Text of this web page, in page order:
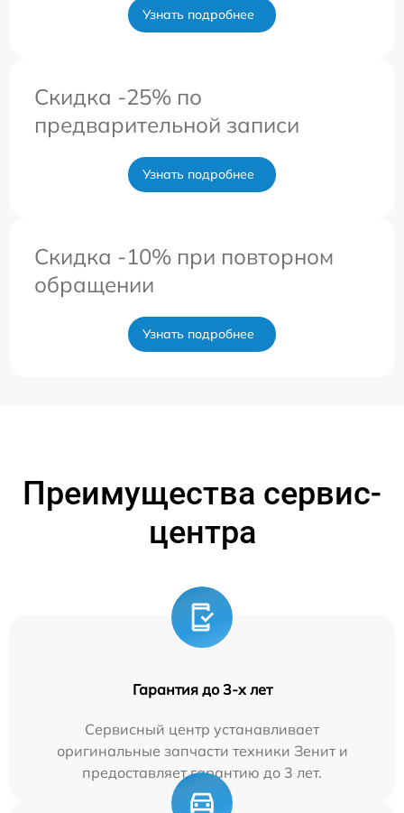
Узнать подробнее
Скидка -25% по
предварительной записи
Узнать подробнее
Скидка -10% при повторном
обращении
Узнать подробнее
Преимущества сервис-
центра
Гарантия до 3-х лет
Сервисный центр устанавливает
оригинальные запчасти техники Зенит и
предоставляет гарантию до 3 лет.